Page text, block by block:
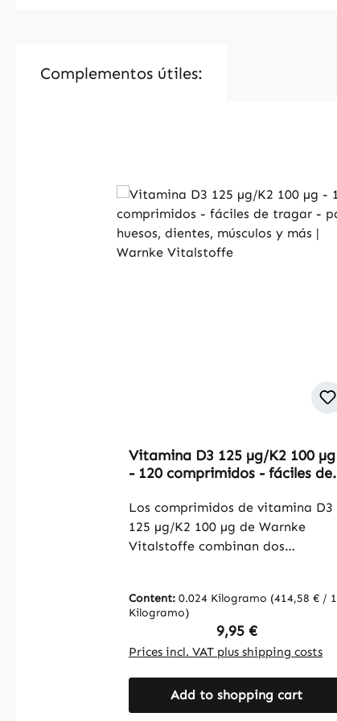
Complementos útiles:
Vitamina D3 125 µg/K2 100 µg
- 120 comprimidos - fáciles de
músculos y más | Warnke
Vitalstoffe
Los comprimidos de vitamina D3
125 µg/K2 100 µg de Warnke
Vitalstoffe combinan dos
vitamina D3, también conocida
como la vitamina del sol, y la
vitamina K2 en las formas
biodisponibles MK-7 y MK-4 se
complementan perfectamente.
Con solo un comprimido cada
Content: 0.024 Kilogramo (414,58 € / 1
Kilogramo)
Regular price:
9,95 €
Prices incl. VAT plus shipping costs
Add to shopping cart